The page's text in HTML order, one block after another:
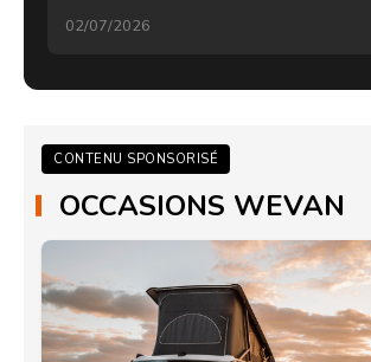
02/07/2026
CONTENU SPONSORISÉ
OCCASIONS WEVAN